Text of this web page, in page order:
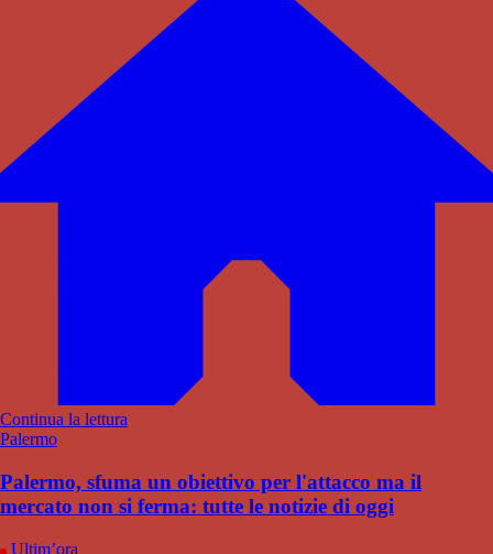
Continua la lettura
Palermo
Palermo, sfuma un obiettivo per l'attacco ma il
mercato non si ferma: tutte le notizie di oggi
Ultim’ora